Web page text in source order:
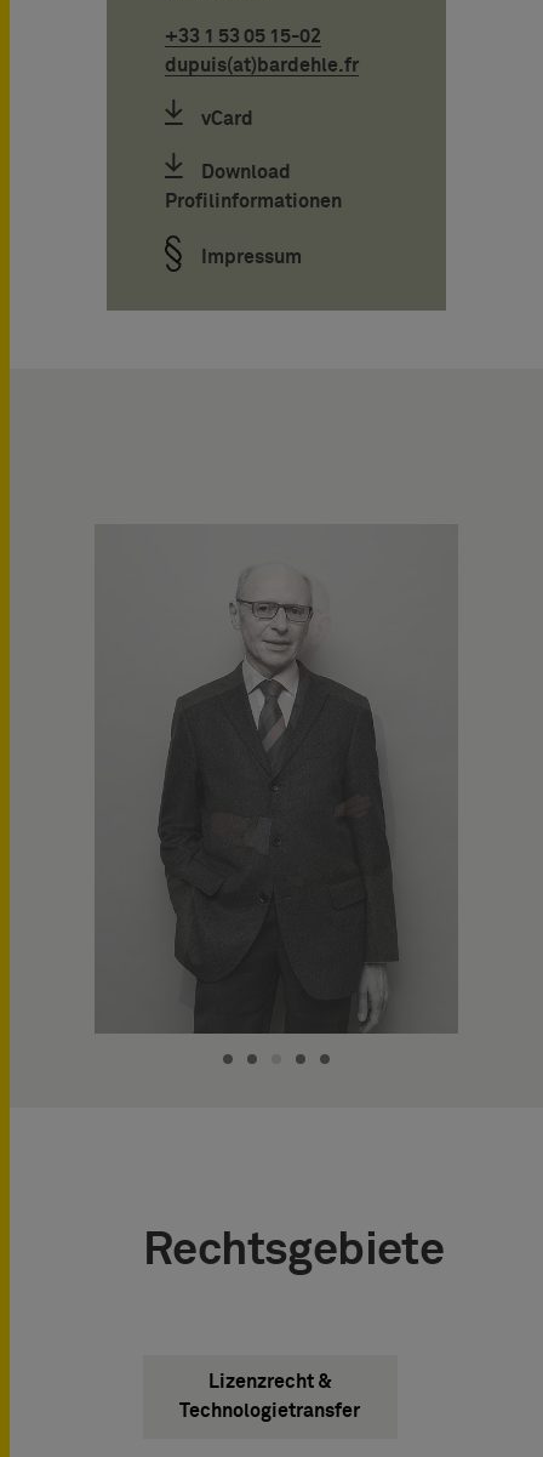
+33 1 53 05 15-02
dupuis(at)bardehle.fr
vCard
Download
Profilinformationen
Impressum
Rechtsgebiete
Lizenzrecht &
Technologietransfer